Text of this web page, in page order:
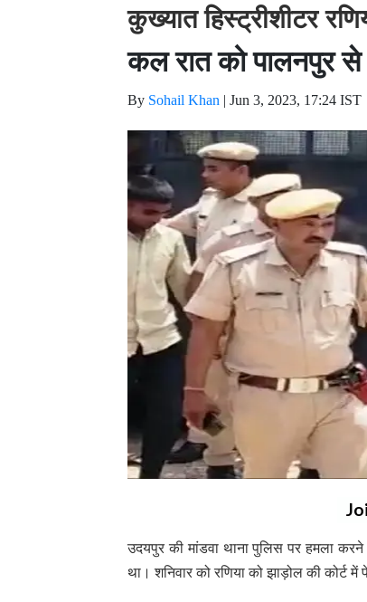
कुख्यात हिस्ट्रीशीटर
कल रात को पालनपुर से
By Sohail Khan | Jun 3, 2023, 17:24 IST
उदयपुर की मांडवा थाना पुलिस पर हमला करने
था। शनिवार को रणिया को झाड़ोल की कोर्ट